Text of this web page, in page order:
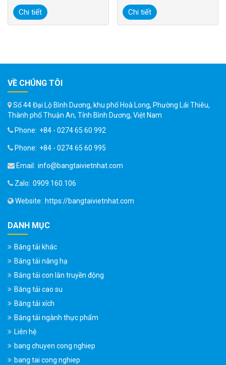
Chi tiết Chi tiết
VỀ CHÚNG TÔI
Số 44 Đại Lộ Bình Dương, khu phố Hoà Long, Phường Lái Thiêu,
Thành phố Thuận An, Tỉnh Bình Dương, Việt Nam
Phone: +84 - 0274 65 60 992
Phone: +84 - 0274 65 60 995
Email: info@bangtaivietnhat.com
Zalo: 0909.160.106
Website: https://bangtaivietnhat.com
DANH MỤC
Băng tải khác
Băng tải nâng hạ
Băng tải con lăn truyền động
Băng tải cao su
Băng tải xích
Băng tải ngành thực phẩm
Liên hệ
bang chuyen cong nghiep
bang tai cong nghiep